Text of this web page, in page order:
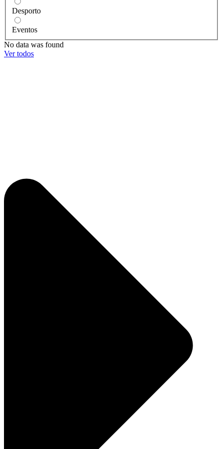
Desporto
Eventos
No data was found
Ver todos